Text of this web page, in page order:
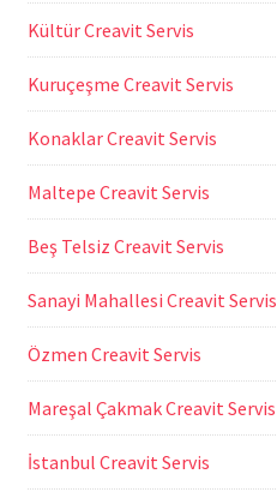
Kültür Creavit Servis
Kuruçeşme Creavit Servis
Konaklar Creavit Servis
Maltepe Creavit Servis
Beş Telsiz Creavit Servis
Sanayi Mahallesi Creavit Servis
Özmen Creavit Servis
Mareşal Çakmak Creavit Servis
İstanbul Creavit Servis